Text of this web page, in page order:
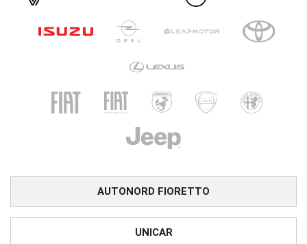
AUTONORD FIORETTO
UNICAR